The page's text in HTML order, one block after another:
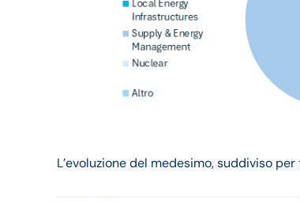
L’evoluzione del medesimo, suddiviso